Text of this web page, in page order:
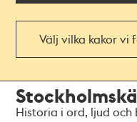
Välj vilka kakor vi
navigationen
huvudinnehållet
Historia i ord, ljud och